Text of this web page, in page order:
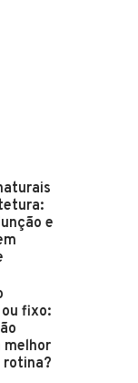
e
fixo:
melhor
rotina?